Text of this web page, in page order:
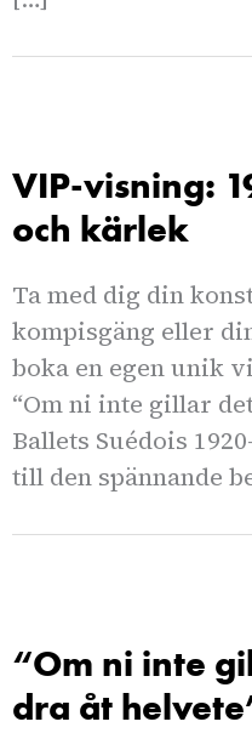
VIP-visning:
och kärlek
Ta med dig din
kompisgäng eller
boka en egen unik
“Om ni inte gillar
Ballets Suédois
till den spännande
“Om ni inte
dra åt